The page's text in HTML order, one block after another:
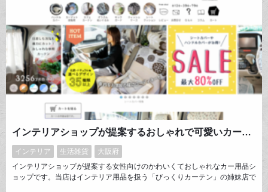
インテリアショップが提案するおしゃれで可愛いカー用品通販専門店kurumari クルマリ
インテリア 生活雑貨
大阪府
インテリアショップが提案する女性向けのかわいくておしゃれなカー用品シ
ョップです。当店はインテリア用品を扱う「びっくりカーテン」の姉妹店で